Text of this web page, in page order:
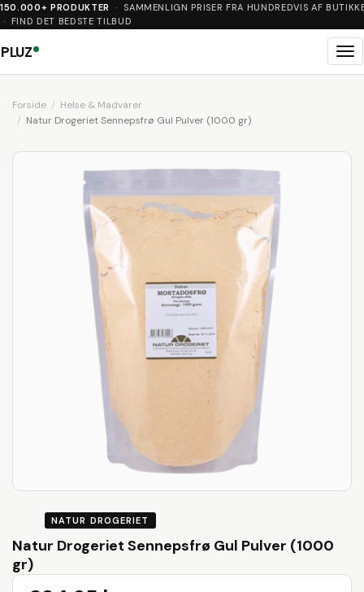
150.000+ PRODUKTER
· SAMMENLIGN PRISER FRA HUNDREDVIS AF
· FIND DET BEDSTE TILBUD
PLUZ
Forside
Helse & Madvarer
Natur Drogeriet Sennepsfrø Gul Pulver (1000 gr)
NATUR DROGERIET
Natur Drogeriet Sennepsfrø Gul Pulver (1000
gr)